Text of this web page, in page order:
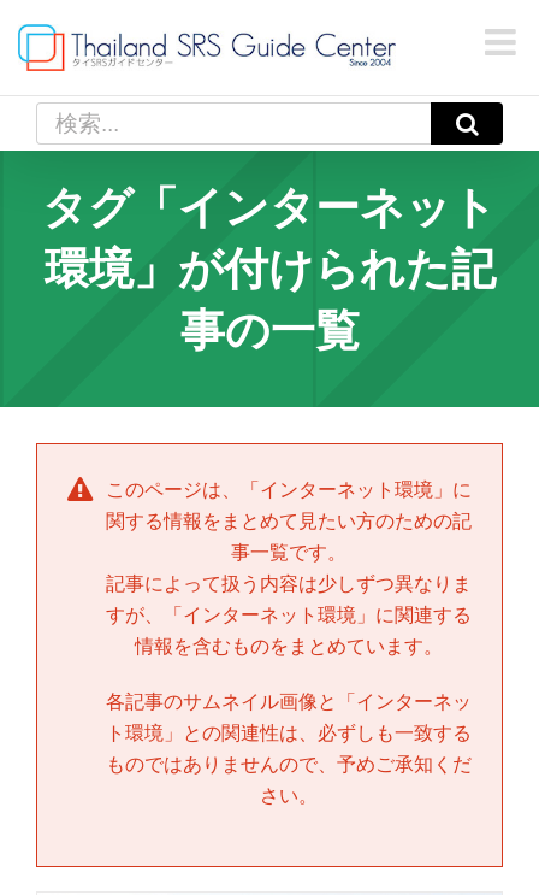
content
索
タグ「インターネット
環境」が付けられた記
事の一覧
このページは、「 インターネット環境 」に
関する情報をまとめて見たい方のための記
事一覧です。
記事によって扱う内容は少しずつ異なりま
すが、「 インターネット環境 」に関連する
情報を含むものをまとめています。
各記事のサムネイル画像と「 インターネッ
ト環境 」との関連性は、必ずしも一致する
ものではありませんので、予めご承知くだ
さい。